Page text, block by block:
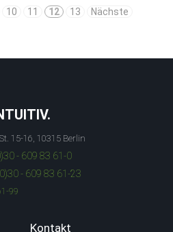
10 11 12 13 Nächste
15-16, 10315 Berlin
- 609 83 61-0
- 609 83 61-23
99
Kontakt